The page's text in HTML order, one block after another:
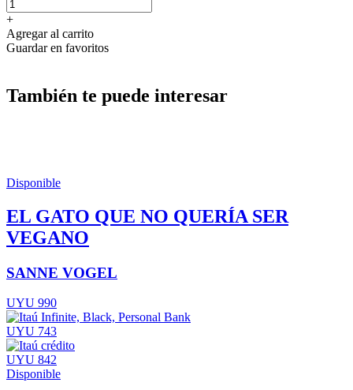
+
Agregar al carrito
Guardar en favoritos
También te puede interesar
Disponible
EL GATO QUE NO QUERÍA SER
VEGANO
SANNE VOGEL
UYU 990
UYU 743
UYU 842
Disponible